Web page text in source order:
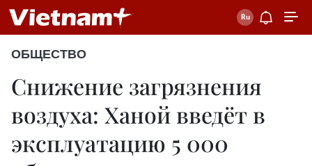
ОБЩЕСТВО
Снижение загрязнения
воздуха: Ханой введёт в
эксплуатацию 5 000